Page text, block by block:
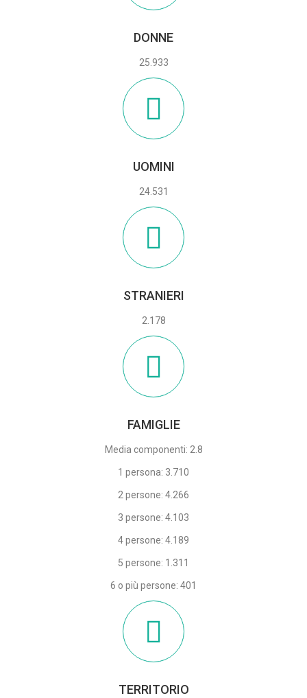
DONNE
25.933
UOMINI
24.531
STRANIERI
2.178
FAMIGLIE
Media componenti: 2.8
1 persona: 3.710
2 persone: 4.266
3 persone: 4.103
4 persone: 4.189
5 persone: 1.311
6 o più persone: 401
TERRITORIO